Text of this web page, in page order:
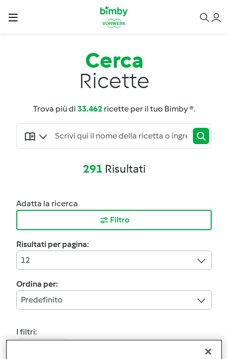
Cerca
Ricette
Trova più di 33.462 ricette per il tuo Bimby ®.
291 Risultati
Adatta la ricerca
Filtro
Risultati per pagina:
12
Ordina per:
Predefinito
I filtri: